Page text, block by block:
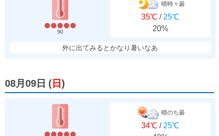
90
晴時々曇
35℃ / 25℃
20%
外に出てみるとかなり暑いなあ
08月09日 ( 日 )
晴のち曇
34℃ / 25℃